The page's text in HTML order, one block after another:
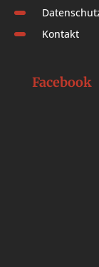
Kontakt
Facebook